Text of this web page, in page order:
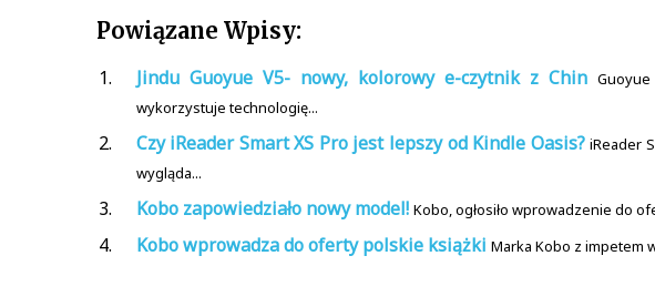
Powiązane Wpisy:
Jindu Guoyue V5- nowy, kolorowy e-czytnik z Chin
wykorzystuje technologię...
Czy iReader Smart XS Pro jest lepszy od Kindle Oasis? iReader
wygląda...
Kobo zapowiedziało nowy model! Kobo, ogłosiło wprowadzenie do
Kobo wprowadza do oferty polskie książki Marka Kobo z impetem